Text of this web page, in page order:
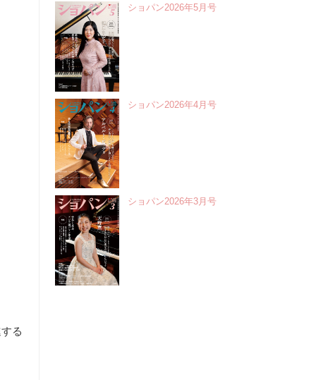
る
ショパン2026年5月号
ショパン2026年4月号
ショパン2026年3月号